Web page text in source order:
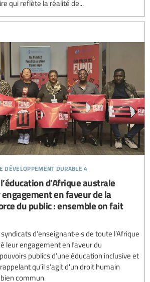
qui reflète la réalité de...
durable 4
d’Afrique australe
en faveur de la
du public : ensemble on fait
d’enseignant·e·s de toute l’Afrique
leur engagement en faveur du
publics d’une éducation inclusive et
qu’il s’agit d'un droit humain
commun.